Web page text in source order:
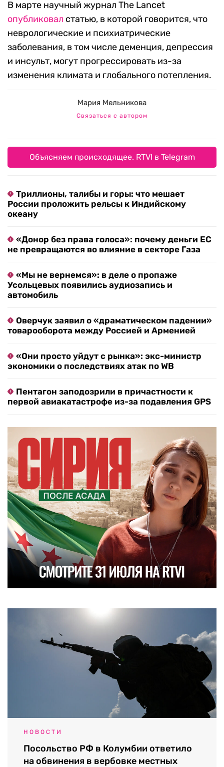
В марте научный журнал The Lancet
опубликовал статью, в которой говорится, что
неврологические и психиатрические
заболевания, в том числе деменция, депрессия
и инсульт, могут прогрессировать из-за
изменения климата и глобального потепления.
Мария Мельникова
Связаться с автором
Объясняем происходящее. RTVI в Telegram
Триллионы, талибы и горы: что мешает
России проложить рельсы к Индийскому
океану
«Донор без права голоса»: почему деньги ЕС
не превращаются во влияние в секторе Газа
«Мы не вернемся»: в деле о пропаже
Усольцевых появились аудиозапись и
автомобиль
Оверчук заявил о «драматическом падении»
товарооборота между Россией и Арменией
«Они просто уйдут с рынка»: экс-министр
экономики о последствиях атак по WB
Пентагон заподозрили в причастности к
первой авиакатастрофе из-за подавления GPS
НОВОСТИ
Посольство РФ в Колумбии ответило
на обвинения в вербовке местных